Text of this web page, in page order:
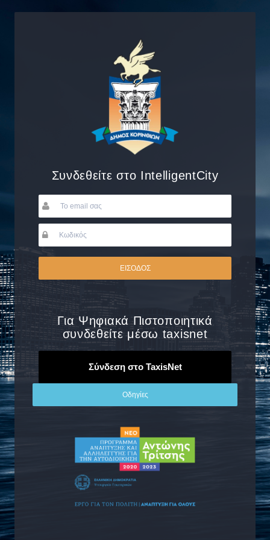
Συνδεθείτε στο IntelligentCity
ΕΙΣΟΔΟΣ
Για Ψηφιακά Πιστοποιητικά
συνδεθείτε μέσω taxisnet
Σύνδεση στο TaxisNet
Οδηγίες